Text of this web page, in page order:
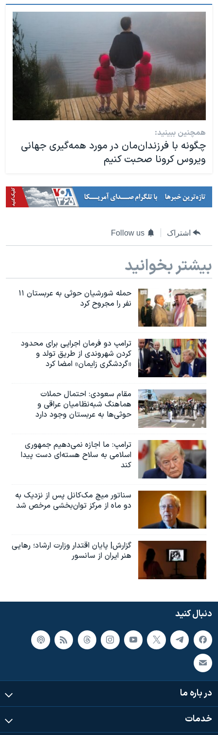
همچنین ببینید:
چگونه با فرزندان‌مان در مورد همه‌گیری جهانی
ویروس کرونا صحبت کنیم
اشتراک Follow us
بیشتر بخوانید
حمله شورشیان حوثی به عربستان ۱۱
نفر را مجروح کرد
ترامپ دو فرمان اجرایی برای محدود
کردن شهروندی از طریق تولد و
«گردشگری زایمان» امضا کرد
مقام سعودی: احتمال حملات
هماهنگ شبه‌نظامیان عراقی و
حوثی‌ها به عربستان وجود دارد
ترامپ: ما اجازه نمی‌دهیم جمهوری
اسلامی به سلاح هسته‌ای دست پیدا
کند
سناتور میچ مک‌کانل پس از نزدیک به
دو ماه از مرکز توان‌بخشی مرخص شد
گزارش| پایان اقتدار وزارت ارشاد؛ رهایی
هنر ایران از سانسور
دنبال کنید
در باره ما
خدمات